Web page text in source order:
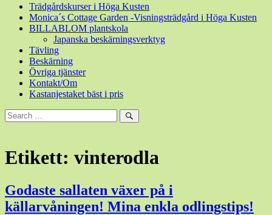
Trädgårdskurser i Höga Kusten
Monica´s Cottage Garden -Visningsträdgård i Höga Kusten
BILLABLOM plantskola
Japanska beskärningsverktyg
Tävling
Beskärning
Övriga tjänster
Kontakt/Om
Kastanjestaket bäst i pris
Sök
efter:
Sök
Etikett: vinterodla
Godaste sallaten växer på i
källarvåningen! Mina enkla odlingstips!